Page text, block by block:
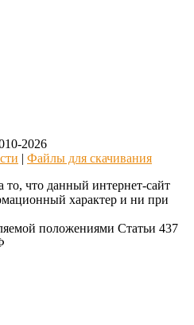
2026
Файлы для скачивания
что данный интернет-сайт
характер и ни при
положениями Статьи 437